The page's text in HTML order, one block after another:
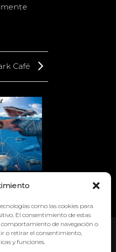
como las cookies para
El consentimiento de estas
de navegación o
o retirar el consentimiento,
y funciones.
Café